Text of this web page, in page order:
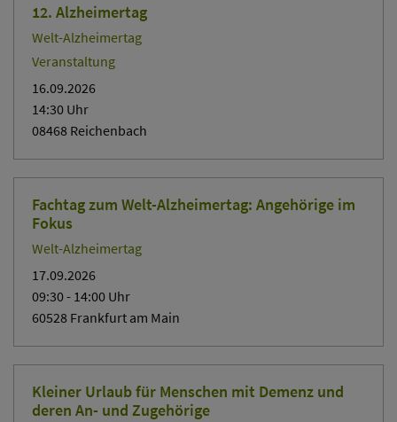
12. Alzheimertag
Welt-Alzheimertag
Veranstaltung
16.09.2026
14:30 Uhr
08468 Reichenbach
Fachtag zum Welt-Alzheimertag: Angehörige im
Fokus
Welt-Alzheimertag
17.09.2026
09:30- 14:00 Uhr
60528 Frankfurt am Main
Kleiner Urlaub für Menschen mit Demenz und
deren An- und Zugehörige